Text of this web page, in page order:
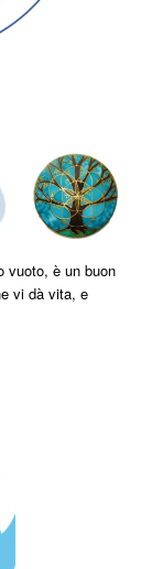
vuoto, è un buon
vi dà vita, e